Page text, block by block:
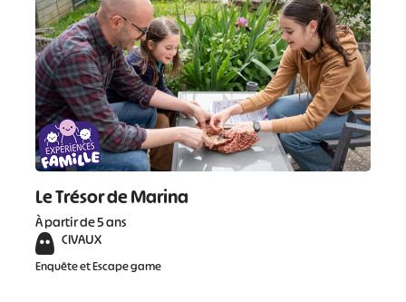
Le Trésor de Marina
À partir de 5 ans
CIVAUX
Enquête et Escape game